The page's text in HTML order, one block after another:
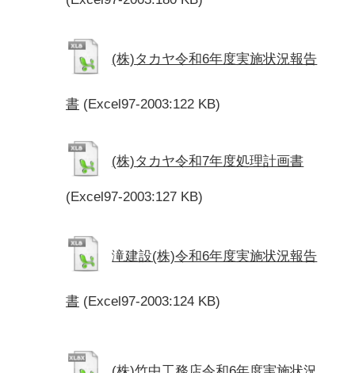
(株)タカヤ令和6年度実施状況報告
書 (Excel97-2003:122 KB)
(株)タカヤ令和7年度処理計画書
(Excel97-2003:127 KB)
滝建設(株)令和6年度実施状況報告
書 (Excel97-2003:124 KB)